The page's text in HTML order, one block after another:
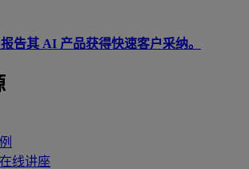
告其 AI 产品获得快速客户采纳。
线讲座